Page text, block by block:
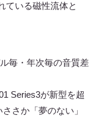
ている磁性流体と
毎・年次毎の音質差
Series3が新型を超
さか「夢のない」